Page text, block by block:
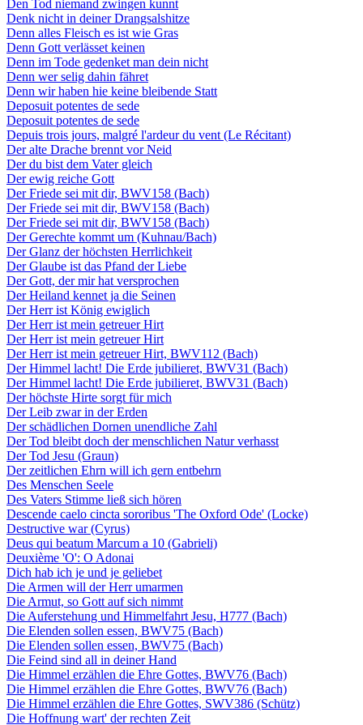
Den Tod niemand zwingen kunnt
Denk nicht in deiner Drangsalshitze
Denn alles Fleisch es ist wie Gras
Denn Gott verlässet keinen
Denn im Tode gedenket man dein nicht
Denn wer selig dahin fähret
Denn wir haben hie keine bleibende Statt
Deposuit potentes de sede
Deposuit potentes de sede
Depuis trois jours, malgré l'ardeur du vent (Le Récitant)
Der alte Drache brennt vor Neid
Der du bist dem Vater gleich
Der ewig reiche Gott
Der Friede sei mit dir, BWV158 (Bach)
Der Friede sei mit dir, BWV158 (Bach)
Der Friede sei mit dir, BWV158 (Bach)
Der Gerechte kommt um (Kuhnau/Bach)
Der Glanz der höchsten Herrlichkeit
Der Glaube ist das Pfand der Liebe
Der Gott, der mir hat versprochen
Der Heiland kennet ja die Seinen
Der Herr ist König ewiglich
Der Herr ist mein getreuer Hirt
Der Herr ist mein getreuer Hirt
Der Herr ist mein getreuer Hirt, BWV112 (Bach)
Der Himmel lacht! Die Erde jubilieret, BWV31 (Bach)
Der Himmel lacht! Die Erde jubilieret, BWV31 (Bach)
Der höchste Hirte sorgt für mich
Der Leib zwar in der Erden
Der schädlichen Dornen unendliche Zahl
Der Tod bleibt doch der menschlichen Natur verhasst
Der Tod Jesu (Graun)
Der zeitlichen Ehrn will ich gern entbehrn
Des Menschen Seele
Des Vaters Stimme ließ sich hören
Descende caelo cincta sororibus 'The Oxford Ode' (Locke)
Destructive war (Cyrus)
Deus qui beatum Marcum a 10 (Gabrieli)
Deuxième 'O': O Adonai
Dich hab ich je und je geliebet
Die Armen will der Herr umarmen
Die Armut, so Gott auf sich nimmt
Die Auferstehung und Himmelfahrt Jesu, H777 (Bach)
Die Elenden sollen essen, BWV75 (Bach)
Die Elenden sollen essen, BWV75 (Bach)
Die Feind sind all in deiner Hand
Die Himmel erzählen die Ehre Gottes, BWV76 (Bach)
Die Himmel erzählen die Ehre Gottes, BWV76 (Bach)
Die Himmel erzählen die Ehre Gottes, SWV386 (Schütz)
Die Hoffnung wart' der rechten Zeit